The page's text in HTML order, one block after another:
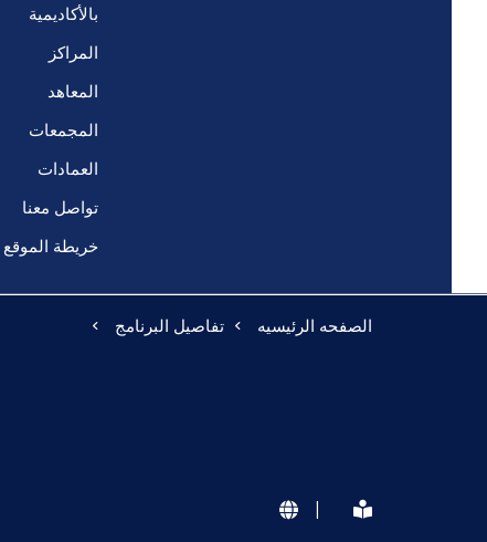
بالأكاديمية
المراكز
المعاهد
المجمعات
العمادات
تواصل معنا
خريطة الموقع
الصفحه الرئيسيه تفاصيل البرنامج
|